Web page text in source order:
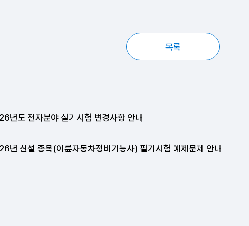
목록
년도 전자분야 실기시험 변경사항 안내
년 신설 종목(이륜자동차정비기능사) 필기시험 예제문제 안내